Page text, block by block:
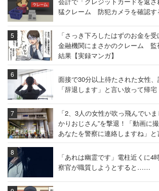
猛クレーム 防犯カメラを確認
「さっき下ろしたはずのお金を受
金融機関にまさかのクレーム 監
結果【実録マンガ】
面接で30分以上待たされた女性
「辞退します」と言い放って帰宅
「2、3人の女性が吹っ飛んでい
かりおじさん”を撃退！「動画に
あなたを警察に連絡しますね」
「あれは幽霊です」電柱近くに
察官が職質しようとすると……